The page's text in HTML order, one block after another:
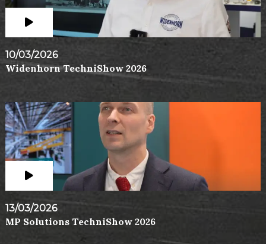
10/03/2026
Widenhorn TechniShow 2026
13/03/2026
MP Solutions TechniShow 2026